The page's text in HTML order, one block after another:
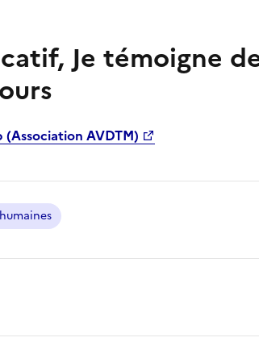
Je témoigne
(Association AVDTM)